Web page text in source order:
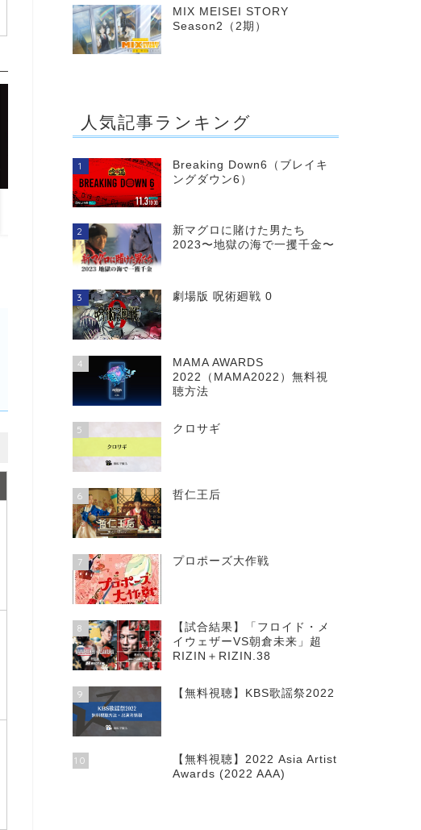
遺留捜査シーズン7
MIX MEISEI STORY
Season2（2期）
人気記事ランキング
1
Breaking Down6（ブレイキ
ングダウン6）
2
新マグロに賭けた男たち
2023〜地獄の海で一攫千金〜
3 劇場版 呪術廻戦 0
4
MAMA AWARDS
2022（MAMA2022）無料視
聴方法
5 クロサギ
6 哲仁王后
7 プロポーズ大作戦
8
【試合結果】「フロイド・メ
イウェザーVS朝倉未来」超
RIZIN＋RIZIN.38
9 【無料視聴】KBS歌謡祭2022
10
【無料視聴】2022 Asia Artist
Awards (2022 AAA)